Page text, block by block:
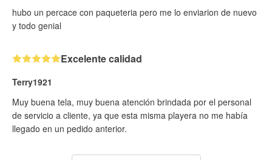
hubo un percace con paqueteria pero me lo enviarion de nuevo
y todo genial
Excelente calidad
Terry1921
Muy buena tela, muy buena atención brindada por el personal
de servicio a cliente, ya que esta misma playera no me había
llegado en un pedido anterior.